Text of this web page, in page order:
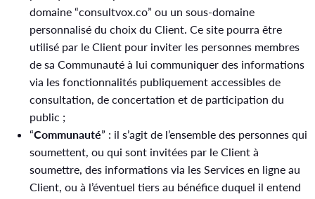
domaine “consultvox.co” ou un sous-domaine
personnalisé du choix du Client. Ce site pourra être
utilisé par le Client pour inviter les personnes membres
de sa Communauté à lui communiquer des informations
via les fonctionnalités publiquement accessibles de
consultation, de concertation et de participation du
public ;
“Communauté” : il s’agit de l’ensemble des personnes qui
soumettent, ou qui sont invitées par le Client à
soumettre, des informations via les Services en ligne au
Client, ou à l’éventuel tiers au bénéfice duquel il entend